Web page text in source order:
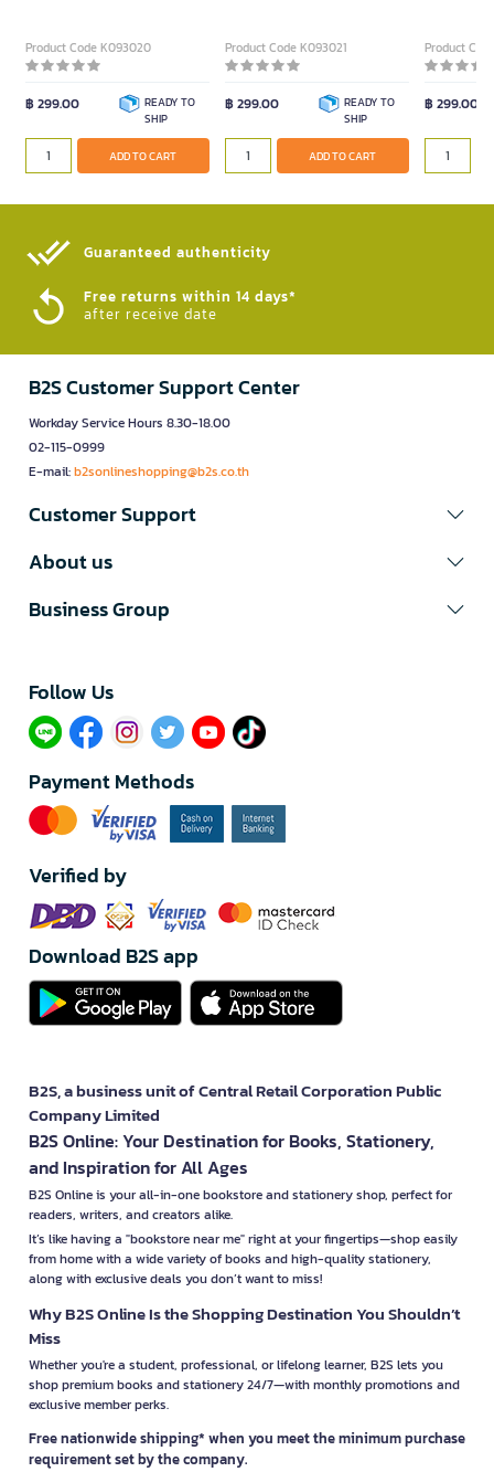
Product Code K093020
฿ 299.00
READY TO
SHIP
ADD TO CART
Product Code K093021
฿ 299.00
READY TO
SHIP
ADD TO CART
Product
฿ 299.00
Guaranteed authenticity​
Free returns within 14 days*
after receive date
B2S Customer Support Center
Workday Service Hours 8.30-18.00
02-115-0999
E-mail:b2sonlineshopping@b2s.co.th
Customer Support
About us
Business Group
Follow Us​
Payment Methods
Verified by
Download B2S app
B2S, a business unit of Central Retail Corporation Public
Company Limited
B2S Online: Your Destination for Books, Stationery,
and Inspiration for All Ages
B2S Online is your all-in-one bookstore and stationery shop, perfect for
readers, writers, and creators alike.
It’s like having a "bookstore near me" right at your fingertips—shop easily
from home with a wide variety of books and high-quality stationery,
along with exclusive deals you don’t want to miss!
Why B2S Online Is the Shopping Destination You Shouldn’t
Miss
Whether you're a student, professional, or lifelong learner, B2S lets you
shop premium books and stationery 24/7—with monthly promotions and
exclusive member perks.
Free nationwide shipping* when you meet the minimum purchase
requirement set by the company.